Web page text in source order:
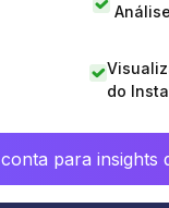
do
para insights